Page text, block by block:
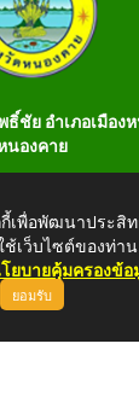
ชัย อำเภอเมือง
นองคาย
รสาร 042-990400
กี้เพื่อพัฒนาประสิ
เว็บไซต์ของท่า
ยบายคุ้มครองข้
ยอมรับ